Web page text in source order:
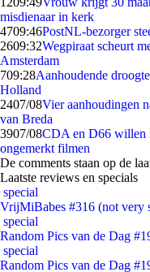
misdienaar in kerk
4709:46PostNL-bezorger
2609:32Wegpiraat scheurt
Amsterdam
709:28Aanhoudende
Holland
2407/08Vier aanhoudingen
van Breda
3907/08CDA en D66 willen
ongemerkt filmen
De comments staan op de
Laatste reviews en specials
special
VrijMiBabes #316 (not very
special
Random Pics van de Dag
special
Random Pics van de Dag